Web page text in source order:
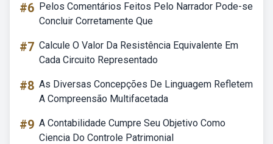
#6 Pelos Comentários Feitos Pelo Narrador Pode-se
Concluir Corretamente Que
#7 Calcule O Valor Da Resistência Equivalente Em
Cada Circuito Representado
#8 As Diversas Concepções De Linguagem Refletem
A Compreensão Multifacetada
#9 A Contabilidade Cumpre Seu Objetivo Como
Ciencia Do Controle Patrimonial